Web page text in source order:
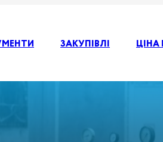
ЗАКУПІВЛІ ЦІНА